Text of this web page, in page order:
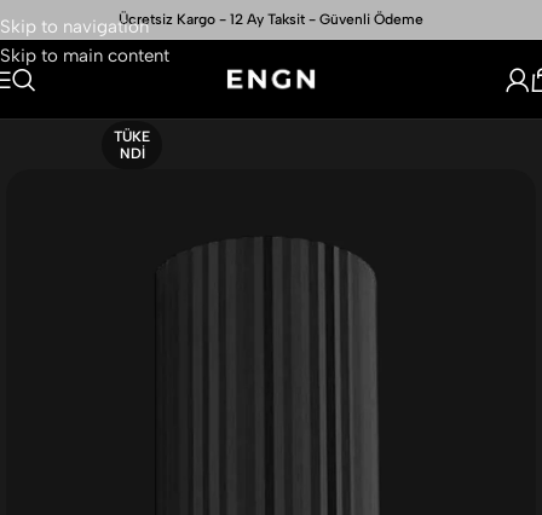
Skip to navigation
Skip to main content
Ücretsiz Kargo - 12 Ay Taksit - Güvenli Ödeme
TÜKE
NDI